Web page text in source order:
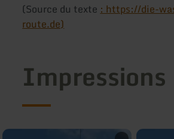
(Source du texte : https://die-
route.de)
Impressions